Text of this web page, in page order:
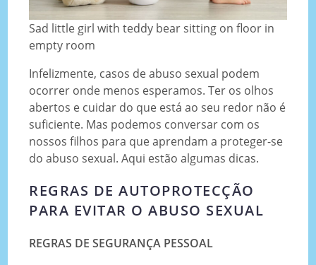
Sad little girl with teddy bear sitting on floor in
empty room
Infelizmente, casos de abuso sexual podem
ocorrer onde menos esperamos. Ter os olhos
abertos e cuidar do que está ao seu redor não é
suficiente. Mas podemos conversar com os
nossos filhos para que aprendam a proteger-se
do abuso sexual. Aqui estão algumas dicas.
REGRAS DE AUTOPROTECÇÃO
PARA EVITAR O ABUSO SEXUAL
REGRAS DE SEGURANÇA PESSOAL